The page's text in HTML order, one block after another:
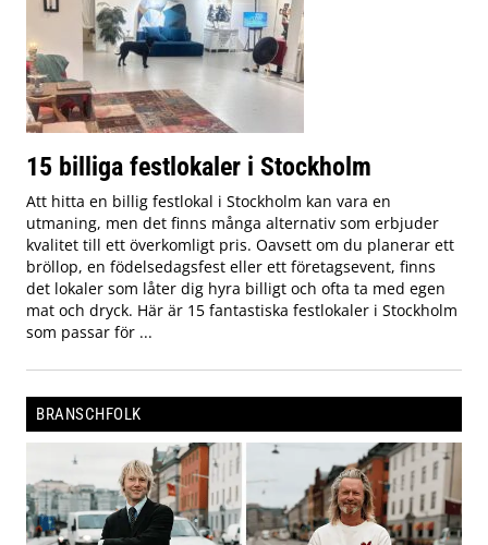
15 billiga festlokaler i Stockholm
Att hitta en billig festlokal i Stockholm kan vara en
utmaning, men det finns många alternativ som erbjuder
kvalitet till ett överkomligt pris. Oavsett om du planerar ett
bröllop, en födelsedagsfest eller ett företagsevent, finns
det lokaler som låter dig hyra billigt och ofta ta med egen
mat och dryck. Här är 15 fantastiska festlokaler i Stockholm
som passar för ...
BRANSCHFOLK